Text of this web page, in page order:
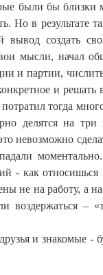
были бы близки
Но в результате
вывод создать
мысли, начал
и партии,
и решать
тогда
делятся на
невозможно
- как относишься
не на работу, а
воздержаться
и знакомые -